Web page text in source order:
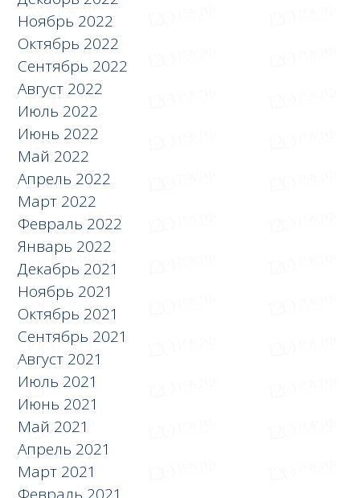
Ноябрь 2022
Октябрь 2022
Сентябрь 2022
Август 2022
Июль 2022
Июнь 2022
Май 2022
Апрель 2022
Март 2022
Февраль 2022
Январь 2022
Декабрь 2021
Ноябрь 2021
Октябрь 2021
Сентябрь 2021
Август 2021
Июль 2021
Июнь 2021
Май 2021
Апрель 2021
Март 2021
Февраль 2021